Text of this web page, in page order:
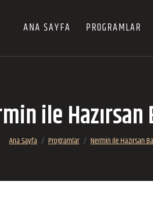
ANA SAYFA PROGRAMLAR
ile
Ana Sayfa Programlar Nermin ile Hazırsan